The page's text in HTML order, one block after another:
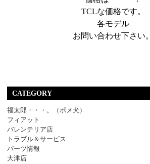
TCLな価格です。
各モデル
お問い合わせ下さい。
CATEGORY
福太郎・・・。（ポメ犬）
フィアット
バレンテリア店
トラブル＆サービス
パーツ情報
大津店